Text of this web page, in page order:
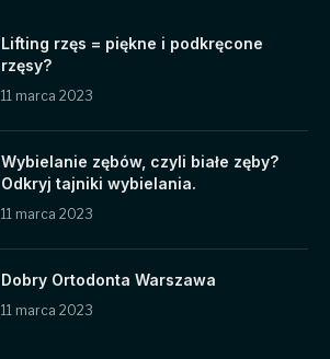
Lifting rzęs = piękne i podkręcone
rzęsy?
11 marca 2023
Wybielanie zębów, czyli białe zęby?
Odkryj tajniki wybielania.
11 marca 2023
Dobry Ortodonta Warszawa
11 marca 2023